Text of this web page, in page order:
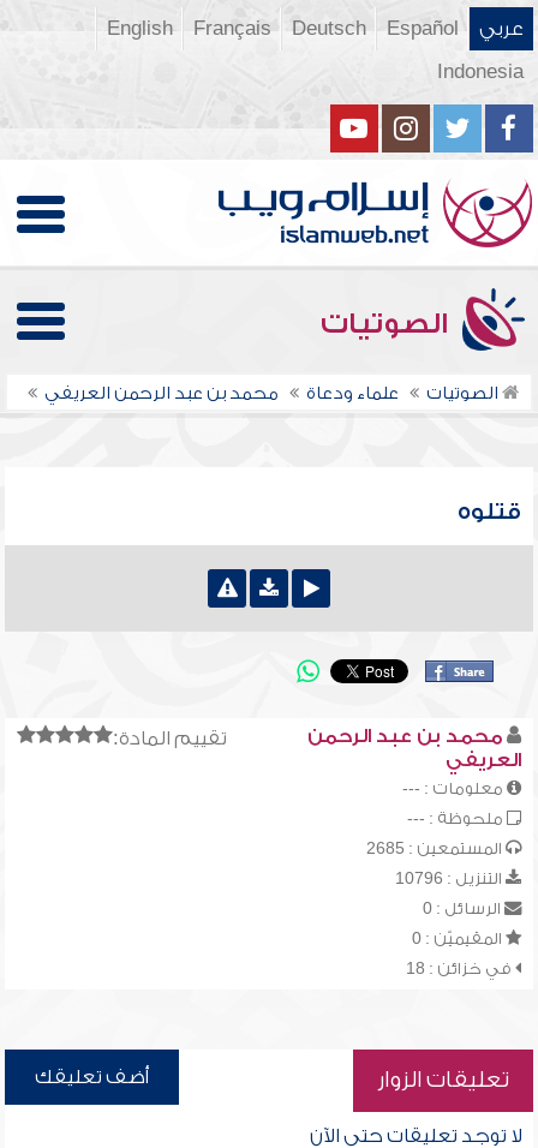
عربي Español
Deutsch
Français
English
Indonesia
الصوتيات
الصوتيات علماء ودعاة محمد بن عبد الرحمن العريفي
قتلوه
تقييم المادة:
محمد بن عبد الرحمن
العريفي
معلومات : ---
ملحوظة : ---
المستمعين : 2685
التنزيل : 10796
الرسائل : 0
المقيميّن : 0
في خزائن : 18
تعليقات الزوار أضف تعليقك
لا توجد تعليقات حتى الآن